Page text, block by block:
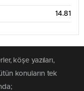
14.81
köşe yazıları,
konuların tek